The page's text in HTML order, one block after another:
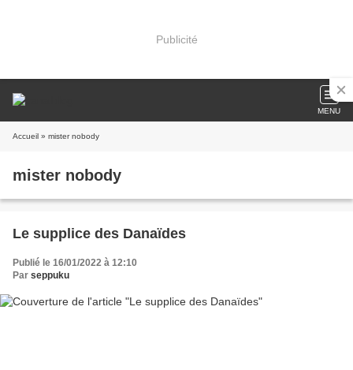
Publicité
MENU
Accueil » mister nobody
mister nobody
Le supplice des Danaïdes
Publié le 16/01/2022 à 12:10
Par seppuku